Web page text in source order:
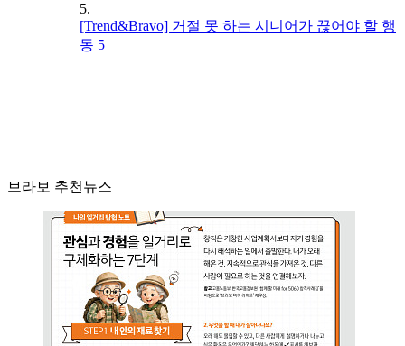
5.
[Trend&Bravo] 거절 못 하는 시니어가 끊어야 할 행
동 5
브라보 추천뉴스